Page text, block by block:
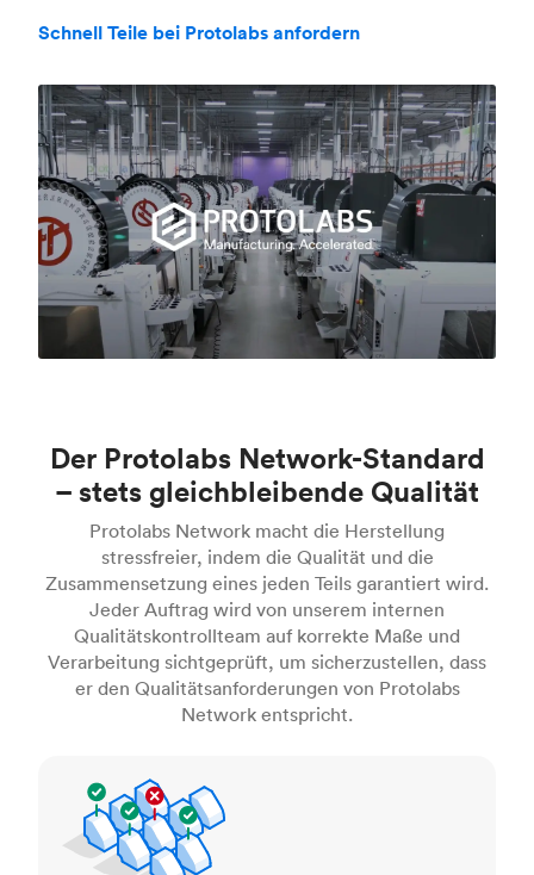
Schnell Teile bei Protolabs anfordern
Der Protolabs Network-Standard
– stets gleichbleibende Qualität
Protolabs Network macht die Herstellung
stressfreier, indem die Qualität und die
Zusammensetzung eines jeden Teils garantiert wird.
Jeder Auftrag wird von unserem internen
Qualitätskontrollteam auf korrekte Maße und
Verarbeitung sichtgeprüft, um sicherzustellen, dass
er den Qualitätsanforderungen von Protolabs
Network entspricht.